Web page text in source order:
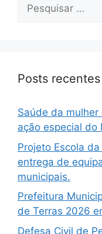
Posts recentes
Saúde da
ação especial do
Projeto Escola
entrega de
municipais.
Prefeitura
de Terras 2026
Defesa Civil de